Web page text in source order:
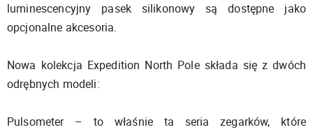
luminescencyjny pasek silikonowy są dostępne jako
opcjonalne akcesoria.
Nowa kolekcja Expedition North Pole składa się z dwóch
odrębnych modeli:
Pulsometer – to właśnie ta seria zegarków, które